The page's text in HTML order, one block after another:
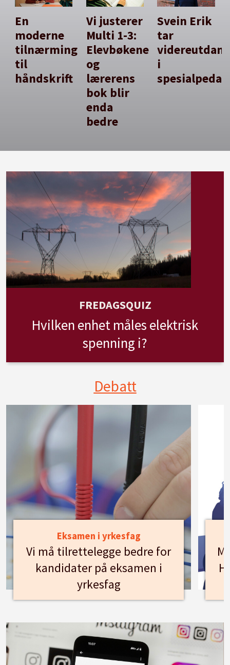
En
moderne
tilnærming
til
håndskrift
Vi justerer
Multi 1-3:
Elevbøkene
og
lærerens
bok blir
enda
bedre
Svein Erik
tar
i
FREDAGSQUIZ
Hvilken enhet måles elektrisk
spenning i?
Debatt
Eksamen i yrkesfag
Vi må tilrettelegge bedre for
kandidater på eksamen i
yrkesfag